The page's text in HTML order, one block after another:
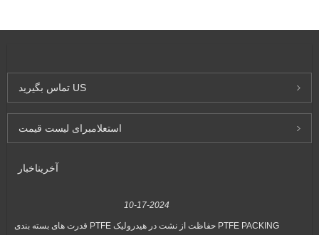
تماس بگیرید US
استعلامبرای لیست قیمت
آخریناخبار
10-17-2024
قدرت های بسته بندی PTFE حفاظت از نشت در هیدرولیک PTFE PACKING